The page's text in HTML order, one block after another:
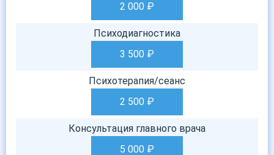
2 000 ₽
Психодиагностика
3 500 ₽
Психотерапия/сеанс
2 500 ₽
Консультация главного врача
5 000 ₽